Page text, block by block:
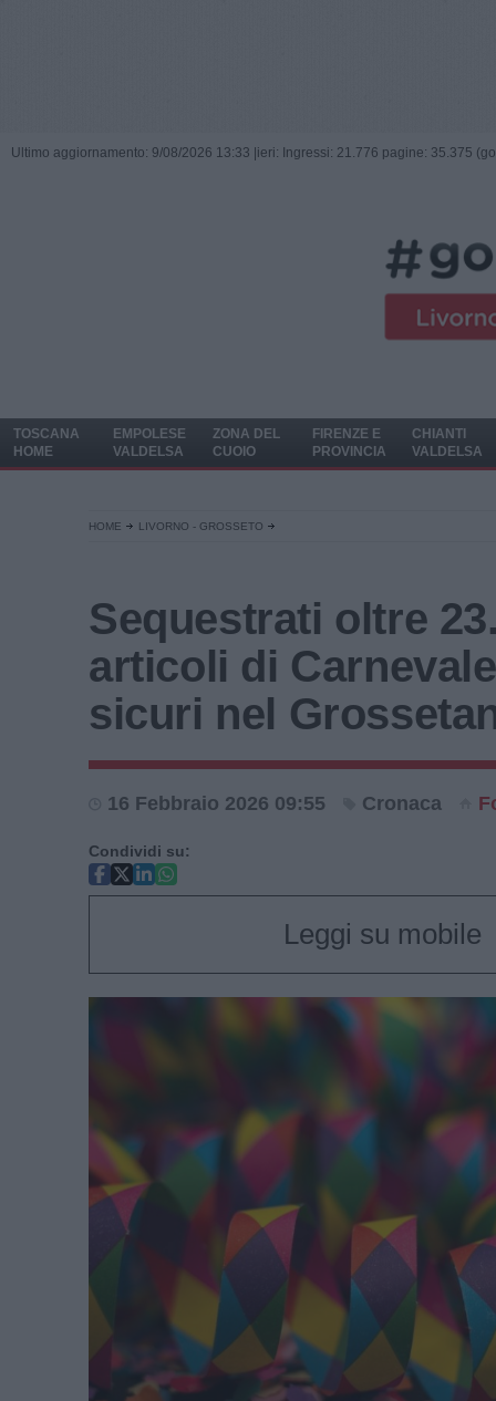
Ultimo aggiornamento: 9/08/2026 13:33 | ieri: Ingressi: 21.776 pagine: 35.375
TOSCANA
HOME
EMPOLESE
VALDELSA
ZONA DEL
CUOIO
FIRENZE E
PROVINCIA
CHIANTI
VALDELSA
HOME LIVORNO - GROSSETO
Sequestrati oltre
articoli di
sicuri nel
16 Febbraio 2026 09:55 Cronaca
Condividi su:
Leggi su mobile